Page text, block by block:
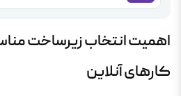
اهمیت انتخاب زیرساخت
کارهای آنلاین